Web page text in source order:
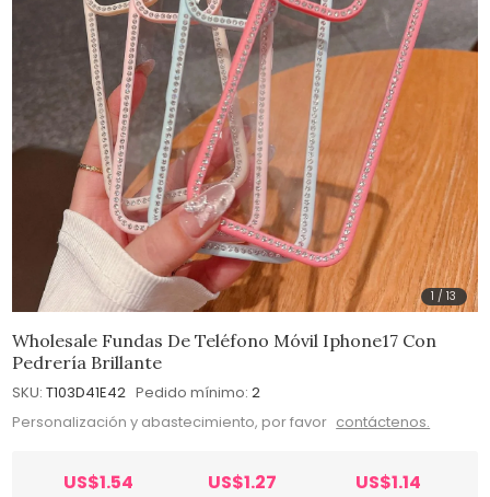
1 /13
Wholesale Fundas De Teléfono Móvil Iphone17 Con
Pedrería Brillante
SKU: T103D41E42 Pedido mínimo: 2
Personalización y abastecimiento, por favor contáctenos.
US$1.54 US$1.27 US$1.14